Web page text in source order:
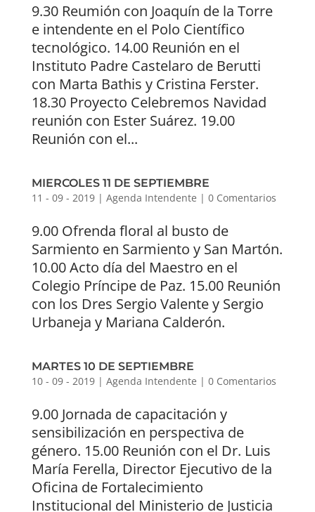
9.30 Reumión con Joaquín de la Torre
e intendente en el Polo Científico
tecnológico. 14.00 Reunión en el
Instituto Padre Castelaro de Berutti
con Marta Bathis y Cristina Ferster.
18.30 Proyecto Celebremos Navidad
reunión con Ester Suárez. 19.00
Reunión con el...
MIERCOLES 11 DE SEPTIEMBRE
11 - 09 - 2019| Agenda Intendente | 0 Comentarios
9.00 Ofrenda floral al busto de
Sarmiento en Sarmiento y San Martón.
10.00 Acto día del Maestro en el
Colegio Príncipe de Paz. 15.00 Reunión
con los Dres Sergio Valente y Sergio
Urbaneja y Mariana Calderón.
MARTES 10 DE SEPTIEMBRE
10 - 09 - 2019| Agenda Intendente | 0 Comentarios
9.00 Jornada de capacitación y
sensibilización en perspectiva de
género. 15.00 Reunión con el Dr. Luis
María Ferella, Director Ejecutivo de la
Oficina de Fortalecimiento
Institucional del Ministerio de Justicia